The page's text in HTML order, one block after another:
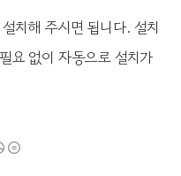
치해 주시면 됩니다. 설치
요 없이 자동으로 설치가